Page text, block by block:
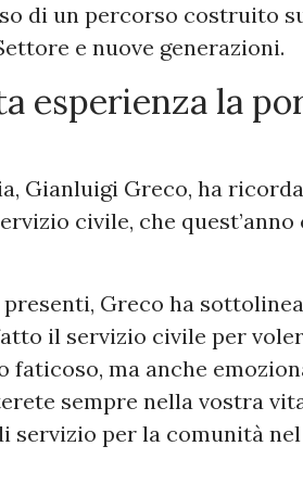
di un percorso costruito
e nuove generazioni.
esperienza la
Gianluigi Greco, ha
civile, che quest’anno
Greco ha
il servizio civile per voler
ma anche
sempre nella vostra
per la comunità